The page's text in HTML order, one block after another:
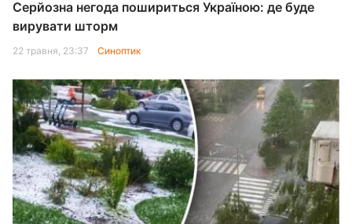
Серйозна негода пошириться Україною: де буде
вирувати шторм
22 травня, 23:37 Синоптик